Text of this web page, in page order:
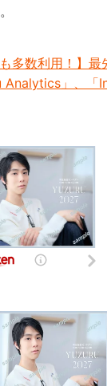
多数利用！】
Analytics」、「